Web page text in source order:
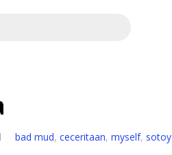
bad mud, ceceritaan, myself, sotoy